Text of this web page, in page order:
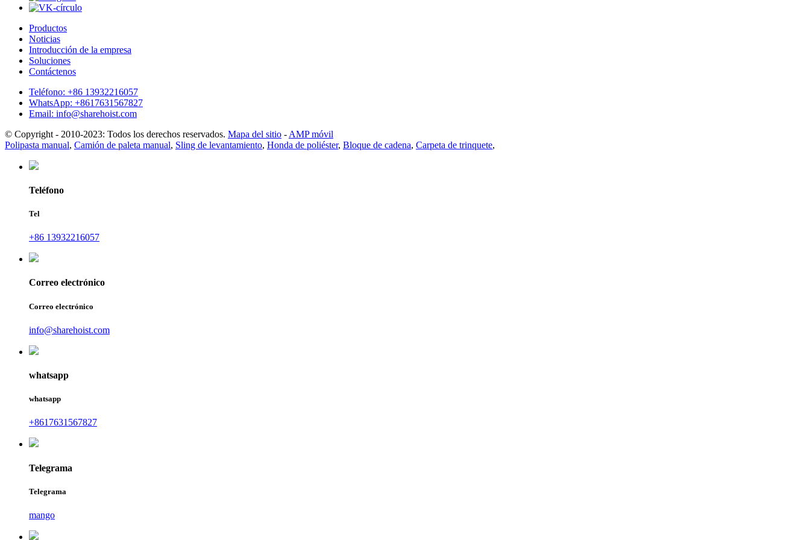
Productos
Noticias
Introducción de la empresa
Soluciones
Contáctenos
Teléfono: +86 13932216057
WhatsApp: +8617631567827
Email: info@sharehoist.com
© Copyright - 2010-2023: Todos los derechos reservados. Mapa del sitio - AMP móvil
Polipasta manual, Camión de paleta manual, Sling de levantamiento, Honda de poliéster, Bloque de cadena, Carpeta de trinquete,
Teléfono
Tel
+86 13932216057
Correo electrónico
Correo electrónico
info@sharehoist.com
whatsapp
whatsapp
+8617631567827
Telegrama
Telegrama
mango